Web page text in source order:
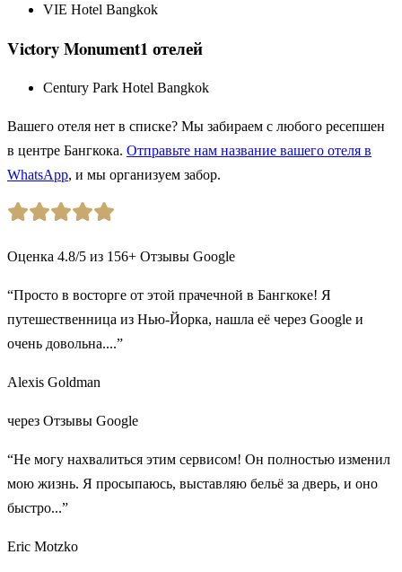
VIE Hotel Bangkok
Victory Monument1отелей
Century Park Hotel Bangkok
Вашего отеля нет в списке? Мы забираем с любого ресепшен
в центре Бангкока. Отправьте нам название вашего отеля в
WhatsApp, и мы организуем забор.
Оценка 4.8/5 из 156+ Отзывы Google
“Просто в восторге от этой прачечной в Бангкоке! Я
путешественница из Нью-Йорка, нашла её через Google и
очень довольна....”
Alexis Goldman
через Отзывы Google
“Не могу нахвалиться этим сервисом! Он полностью изменил
мою жизнь. Я просыпаюсь, выставляю бельё за дверь, и оно
быстро...”
Eric Motzko